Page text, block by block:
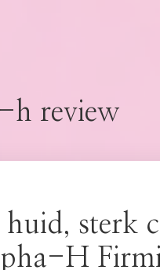
h review
huid, sterk
H